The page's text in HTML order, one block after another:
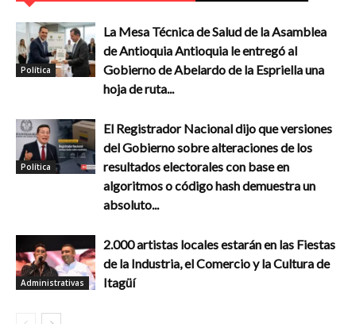
Política
La Mesa Técnica de Salud de la Asamblea
de Antioquia Antioquia le entregó al
Gobierno de Abelardo de la Espriella una
hoja de ruta...
Política
El Registrador Nacional dijo que versiones
del Gobierno sobre alteraciones de los
resultados electorales con base en
algoritmos o código hash demuestra un
absoluto...
Administrativas
2.000 artistas locales estarán en las Fiestas
de la Industria, el Comercio y la Cultura de
Itagüí